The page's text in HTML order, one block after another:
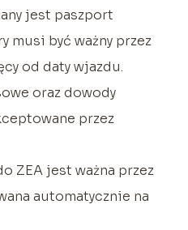
jest paszport
musi być ważny przez
od daty wjazdu.
oraz dowody
przez
ZEA jest ważna przez
automatycznie na